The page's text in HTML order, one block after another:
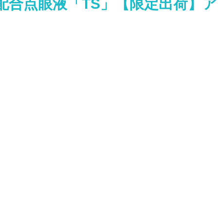
合点眼液「TS」【限定出荷】